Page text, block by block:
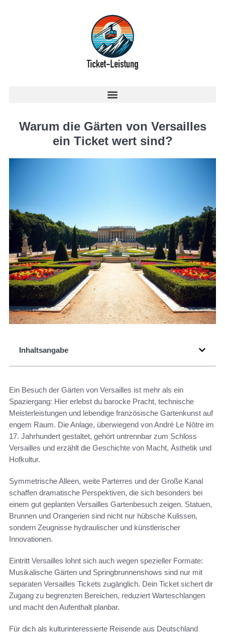
Warum die Gärten von Versailles
ein Ticket wert sind?
Inhaltsangabe
Ein Besuch der Gärten von Versailles ist mehr als ein
Spaziergang: Hier erlebst du barocke Pracht, technische
Meisterleistungen und lebendige französische Gartenkunst auf
engem Raum. Die Anlage, überwiegend von André Le Nôtre im
17. Jahrhundert gestaltet, gehört untrennbar zum Schloss
Versailles und erzählt die Geschichte von Macht, Ästhetik und
Hofkultur.
Symmetrische Alleen, weite Parterres und der Große Kanal
schaffen dramatische Perspektiven, die sich besonders bei
einem gut geplanten Versailles Gartenbesuch zeigen. Statuen,
Brunnen und Orangerien sind nicht nur hübsche Kulissen,
sondern Zeugnisse hydraulischer und künstlerischer
Innovationen.
Eintritt Versailles lohnt sich auch wegen spezieller Formate:
Musikalische Gärten und Springbrunnenshows sind nur mit
separaten Versailles Tickets zugänglich. Dein Ticket sichert dir
Zugang zu begrenzten Bereichen, reduziert Warteschlangen
und macht den Aufenthalt planbar.
Für dich als kulturinteressierte Reisende aus Deutschland